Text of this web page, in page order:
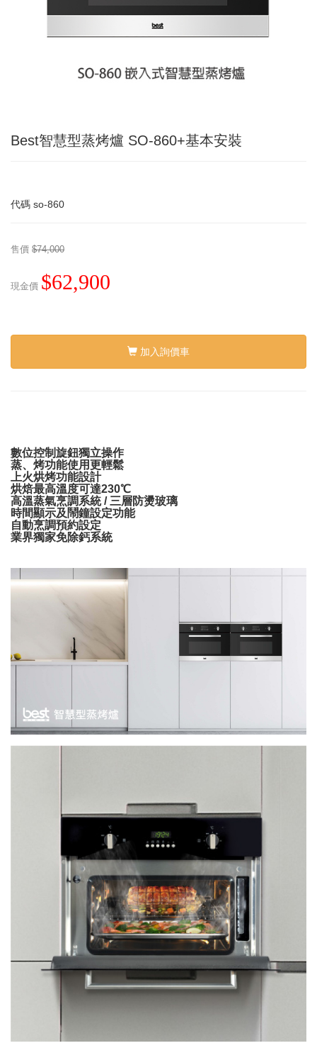
Best智慧型蒸烤爐 SO-860+基本安裝
代碼 so-860
售價 $74,000
現金價 $62,900
加入詢價車
數位控制旋鈕獨立操作
蒸、烤功能使用更輕鬆
上火烘烤功能設計
烘焙最高溫度可達230℃
高溫蒸氣烹調系統 / 三層防燙玻璃
時間顯示及鬧鐘設定功能
自動烹調預約設定
業界獨家免除鈣系統